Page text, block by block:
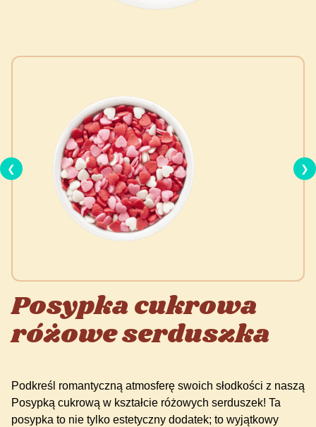
❮ ❯
Posypka cukrowa
różowe serduszka
Podkreśl romantyczną atmosferę swoich słodkości z naszą
Posypką cukrową w kształcie różowych serduszek! Ta
posypka to nie tylko estetyczny dodatek; to wyjątkowy